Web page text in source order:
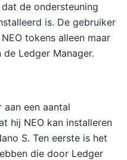
de ondersteuning
is. De gebruiker
tokens alleen maar
Ledger Manager.
een aantal
hij NEO kan installeren
S. Ten eerste is het
die door Ledger